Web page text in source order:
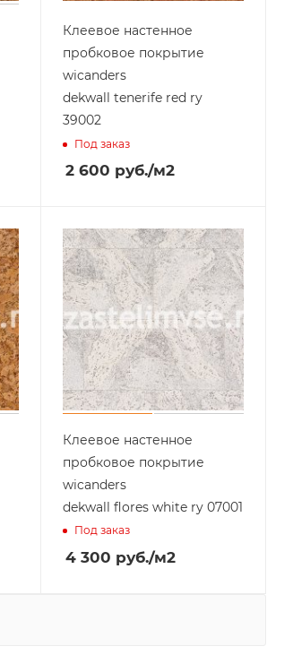
Клеевое настенное
пробковое покрытие
wicanders
dekwall tenerife red ry
39002
Под заказ
2 600 руб./м2
Клеевое настенное
пробковое покрытие
wicanders
dekwall flores white ry 07001
Под заказ
4 300 руб./м2